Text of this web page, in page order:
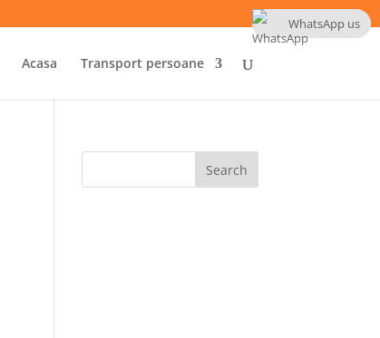
Acasa Transport persoane
WhatsApp us